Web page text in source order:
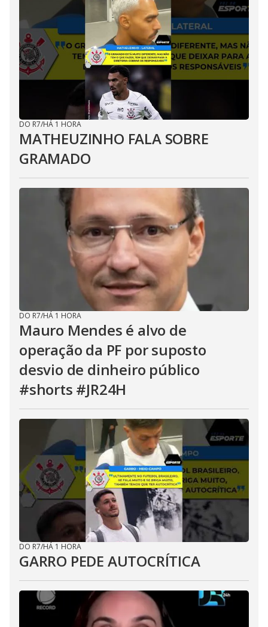
DO R7/HÁ 1 HORA
MATHEUZINHO FALA SOBRE
GRAMADO
DO R7/HÁ 1 HORA
Mauro Mendes é alvo de
operação da PF por suposto
desvio de dinheiro público
#shorts #JR24H
DO R7/HÁ 1 HORA
GARRO PEDE AUTOCRÍTICA